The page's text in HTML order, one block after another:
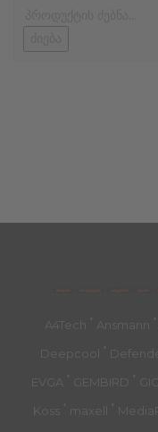
მთავარი
A4Tech ' Ansmann '
Deepcool '
EVGA ' GEMBIRD '
Koss ' maxell '